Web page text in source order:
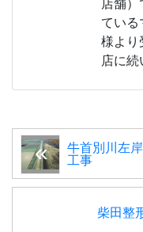
店舗）
ている
様より
店に続
牛首別川左
工事
柴田整